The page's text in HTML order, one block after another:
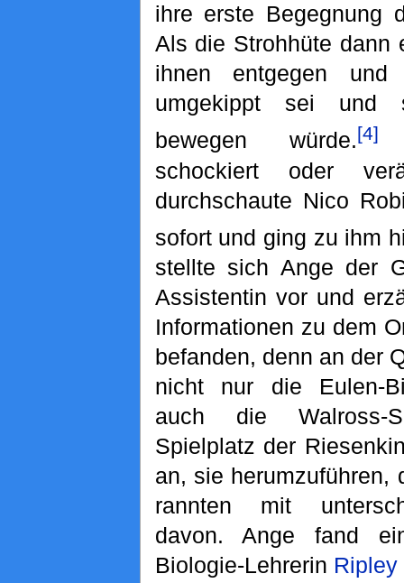
ihre erste Begegnung
Als die Strohhüte dann
ihnen entgegen
umgekippt sei und
bewegen würde.[4]
schockiert oder
durchschaute Nico
sofort und ging zu ihm
stellte sich Ange der
Assistentin vor und
Informationen zu dem
befanden, denn an der
nicht nur die Eulen-
auch die Walross-
Spielplatz der
an, sie herumzuführen,
rannten mit
davon. Ange fand
Biologie-Lehrerin Ripley